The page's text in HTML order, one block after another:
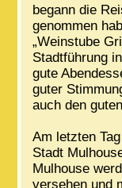
begann die
genommen
„Weinstube
Stadtführung
gute
guter
auch den
Am letzten
Stadt
Mulhouse
versehen und